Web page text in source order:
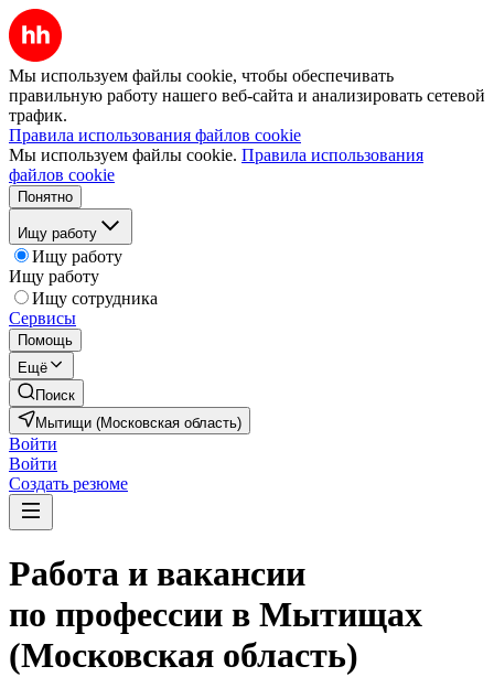
Мы используем файлы cookie, чтобы обеспечивать
правильную работу нашего веб-сайта и анализировать сетевой
трафик.
Правила использования файлов cookie
Мы используем файлы cookie. Правила использования
файлов cookie
Понятно
Ищу работу
Ищу работу
Ищу работу
Ищу сотрудника
Сервисы
Помощь
Ещё
Поиск
Мытищи (Московская область)
Войти
Войти
Создать резюме
Работа и вакансии
по профессии в Мытищах
(Московская область)